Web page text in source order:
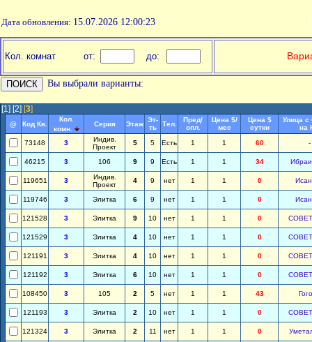
Дата обновления: 15.07.2026 12:00:23
Кол. комнат от: до:
Вы выбрали варианты:
[1] [2] [3]
@ Код Кв.
Кол.
комн.
Серия Этаж
Эт-
ть
Тел.
Пред/
опл.
Цена $/
мес
Цена $
сутки
Улица с
на
73148
3
Индив.
Проект
5 5 Есть 1 1 60 -
46215 3 106 9 9 Есть 1 1 34
119651 3
Индив.
Проект
4 9 нет 1 1 0
119746 3 Элитка 6 9 нет 1 1 0
121528 3 Элитка 9 10 нет 1 1 0
121529 3 Элитка 4 10 нет 1 1 0
121191 3 Элитка 4 10 нет 1 1 0
121192 3 Элитка 6 10 нет 1 1 0
108450 3 105 2 5 нет 1 1 43
121193 3 Элитка 2 10 нет 1 1 0
121324 3 Элитка 2 11 нет 1 1 0